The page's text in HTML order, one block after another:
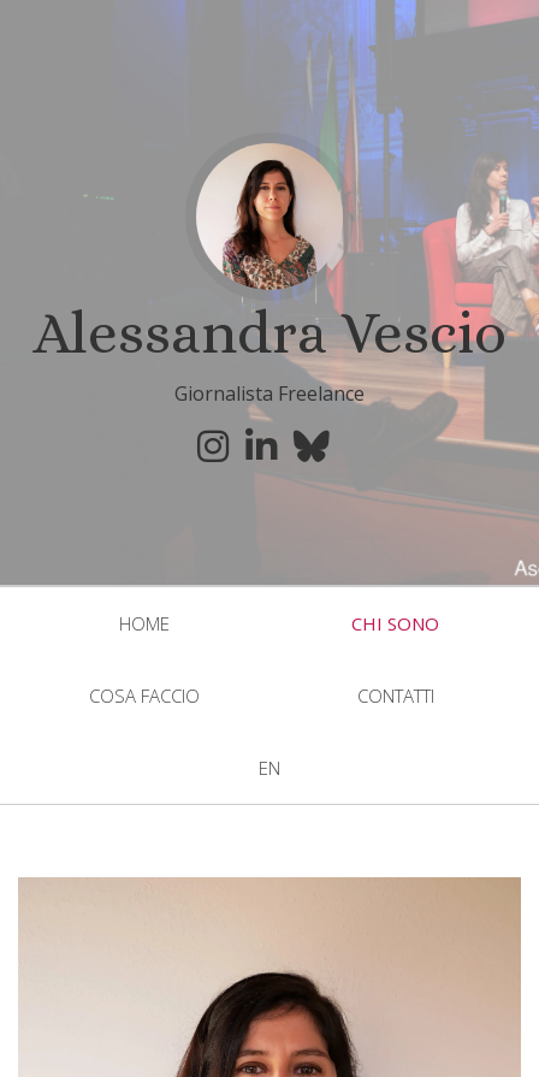
Alessandra Vescio
Giornalista Freelance
HOME CHI SONO
COSA FACCIO CONTATTI
EN